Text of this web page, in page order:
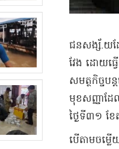
ជនសង្ស័.យដ
វែង ដោយធ្
សមត្ថកិច្ច
មុខសញ្ញាដ
ថ្ងៃទី៣១ ខ
បើតាមចម្ល